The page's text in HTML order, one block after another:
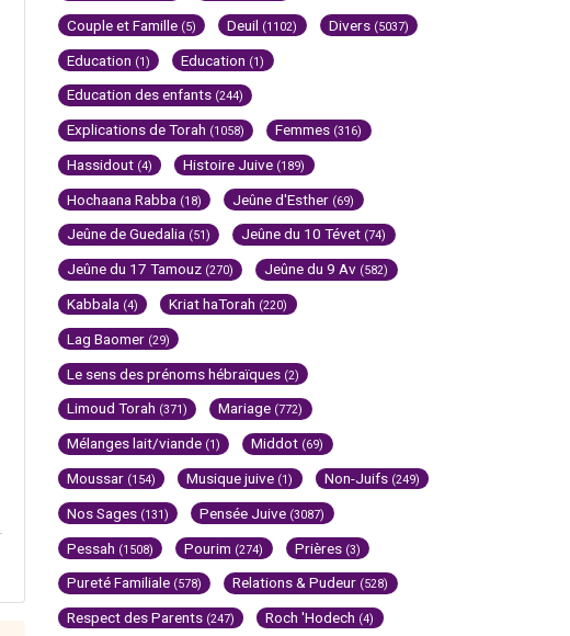
Couple et Famille (5) Deuil (1102) Divers (5037)
Education (1) Education (1)
Education des enfants (244)
Explications de Torah (1058) Femmes (316)
Hassidout (4) Histoire Juive (189)
Hochaana Rabba (18) Jeûne d'Esther (69)
Jeûne de Guedalia (51) Jeûne du 10 Tévet (74)
Jeûne du 17 Tamouz (270) Jeûne du 9 Av (582)
Kabbala (4) Kriat haTorah (220)
Lag Baomer (29)
Le sens des prénoms hébraïques (2)
Limoud Torah (371) Mariage (772)
Mélanges lait/viande (1) Middot (69)
Moussar (154) Musique juive (1) Non-Juifs (249)
Nos Sages (131) Pensée Juive (3087)
Pessah (1508) Pourim (274) Prières (3)
Pureté Familiale (578) Relations & Pudeur (528)
Respect des Parents (247) Roch 'Hodech (4)